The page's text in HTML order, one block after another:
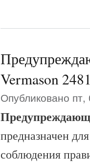
Vermason
Опубликовано
предназначен
соблюдения